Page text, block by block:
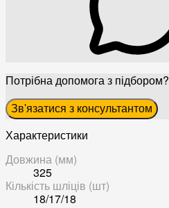
Потрібна допомога з підбором?
Зв'язатися з консультантом
Характеристики
Довжина (мм)
325
Кількість шліців (шт)
18/17/18